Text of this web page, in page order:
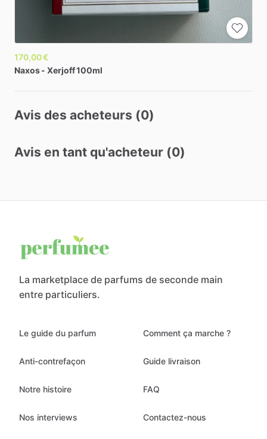
170,00 €
Naxos - Xerjoff100ml
Avis des acheteurs (0)
Avis en tant qu'acheteur (0)
La marketplace de parfums de seconde main
entre particuliers.
Le guide du parfum
Anti-contrefaçon
Notre histoire
Nos interviews
Comment ça marche ?
Guide livraison
FAQ
Contactez-nous